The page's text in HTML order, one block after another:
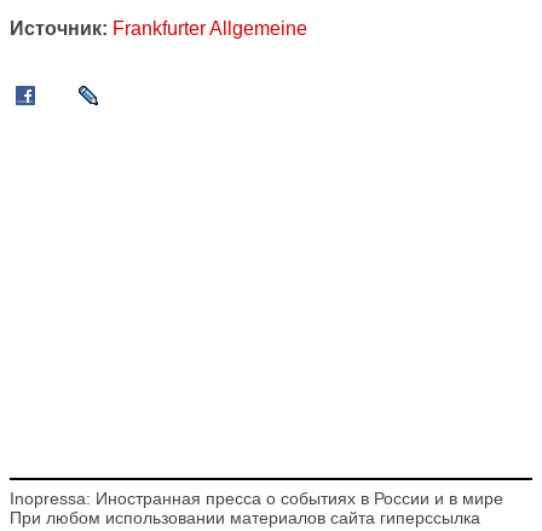
Источник: Frankfurter Allgemeine
Inopressa: Иностранная пресса о событиях в России и в мире
При любом использовании материалов сайта гиперссылка